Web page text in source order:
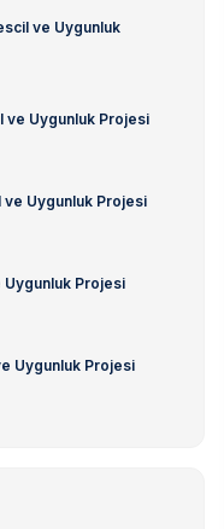
ve Uygunluk
ve Uygunluk Projesi
ve Uygunluk Projesi
Uygunluk Projesi
Uygunluk Projesi